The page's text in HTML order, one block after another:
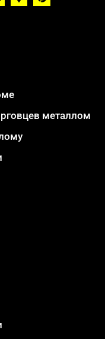
металлом